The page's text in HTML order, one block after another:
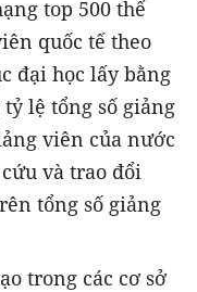
top 500 thế
quốc tế theo
đại học lấy bằng
lệ tổng số giảng
viên của nước
và trao đổi
tổng số giảng
trong các cơ sở